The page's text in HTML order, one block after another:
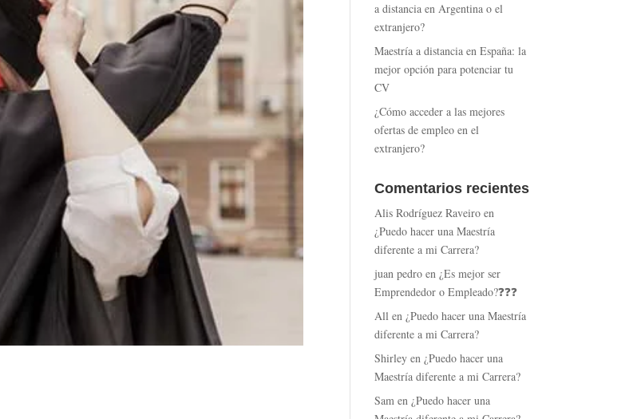
a distancia en Argentina o el
extranjero?
Maestría a distancia en España: la
mejor opción para potenciar tu
CV
¿Cómo acceder a las mejores
ofertas de empleo en el
extranjero?
Comentarios recientes
Alis Rodríguez Raveiro en
¿Puedo hacer una Maestría
diferente a mi Carrera?
juan pedro en¿Es mejor ser
Emprendedor o Empleado?❓❓❓
All en¿Puedo hacer una Maestría
diferente a mi Carrera?
Shirley en¿Puedo hacer una
Maestría diferente a mi Carrera?
Sam en¿Puedo hacer una